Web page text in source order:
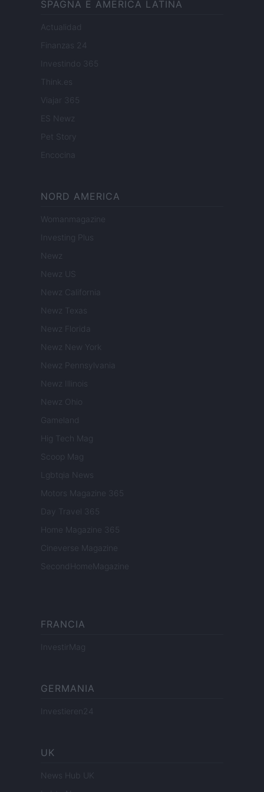
SPAGNA E AMERICA LATINA
Actualidad
Finanzas 24
Investindo 365
Think.es
Viajar 365
ES Newz
Pet Story
Encocina
NORD AMERICA
Womanmagazine
Investing Plus
Newz
Newz US
Newz California
Newz Texas
Newz Florida
Newz New York
Newz Pennsylvania
Newz Illinois
Newz Ohio
Gameland
Hig Tech Mag
Scoop Mag
Lgbtqia News
Motors Magazine 365
Day Travel 365
Home Magazine 365
Cineverse Magazine
SecondHomeMagazine
FRANCIA
InvestirMag
GERMANIA
Investieren24
UK
News Hub UK